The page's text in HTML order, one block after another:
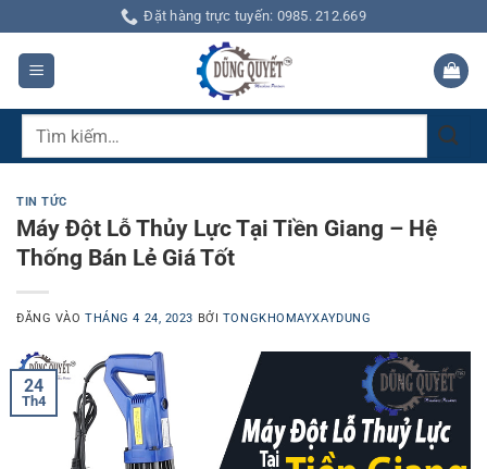
qua
dung
Đặt hàng trực tuyến: 0985. 212.669
Tìm
TIN TỨC
Máy Đột Lỗ Thủy Lực Tại Tiền Giang – Hệ
Thống Bán Lẻ Giá Tốt
ĐĂNG VÀOTHÁNG 4 24, 2023 BỞI TONGKHOMAYXAYDUNG
24
Th4